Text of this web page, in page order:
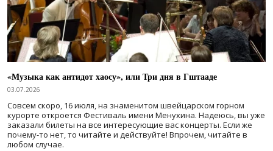
«Музыка как антидот хаосу», или Три дня в Гштааде
03.07.2026
Совсем скоро, 16 июля, на знаменитом швейцарском горном
курорте откроется Фестиваль имени Менухина. Надеюсь, вы уже
заказали билеты на все интересующие вас концерты. Если же
почему-то нет, то читайте и действуйте! Впрочем, читайте в
любом случае.